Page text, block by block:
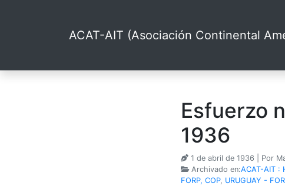
ACAT-AIT (Asociación Continental
Esfuerzo
1936
1 de abril de 1936
| Por
Archivado en:ACAT-AIT :
FORP, COP, URUGUAY -